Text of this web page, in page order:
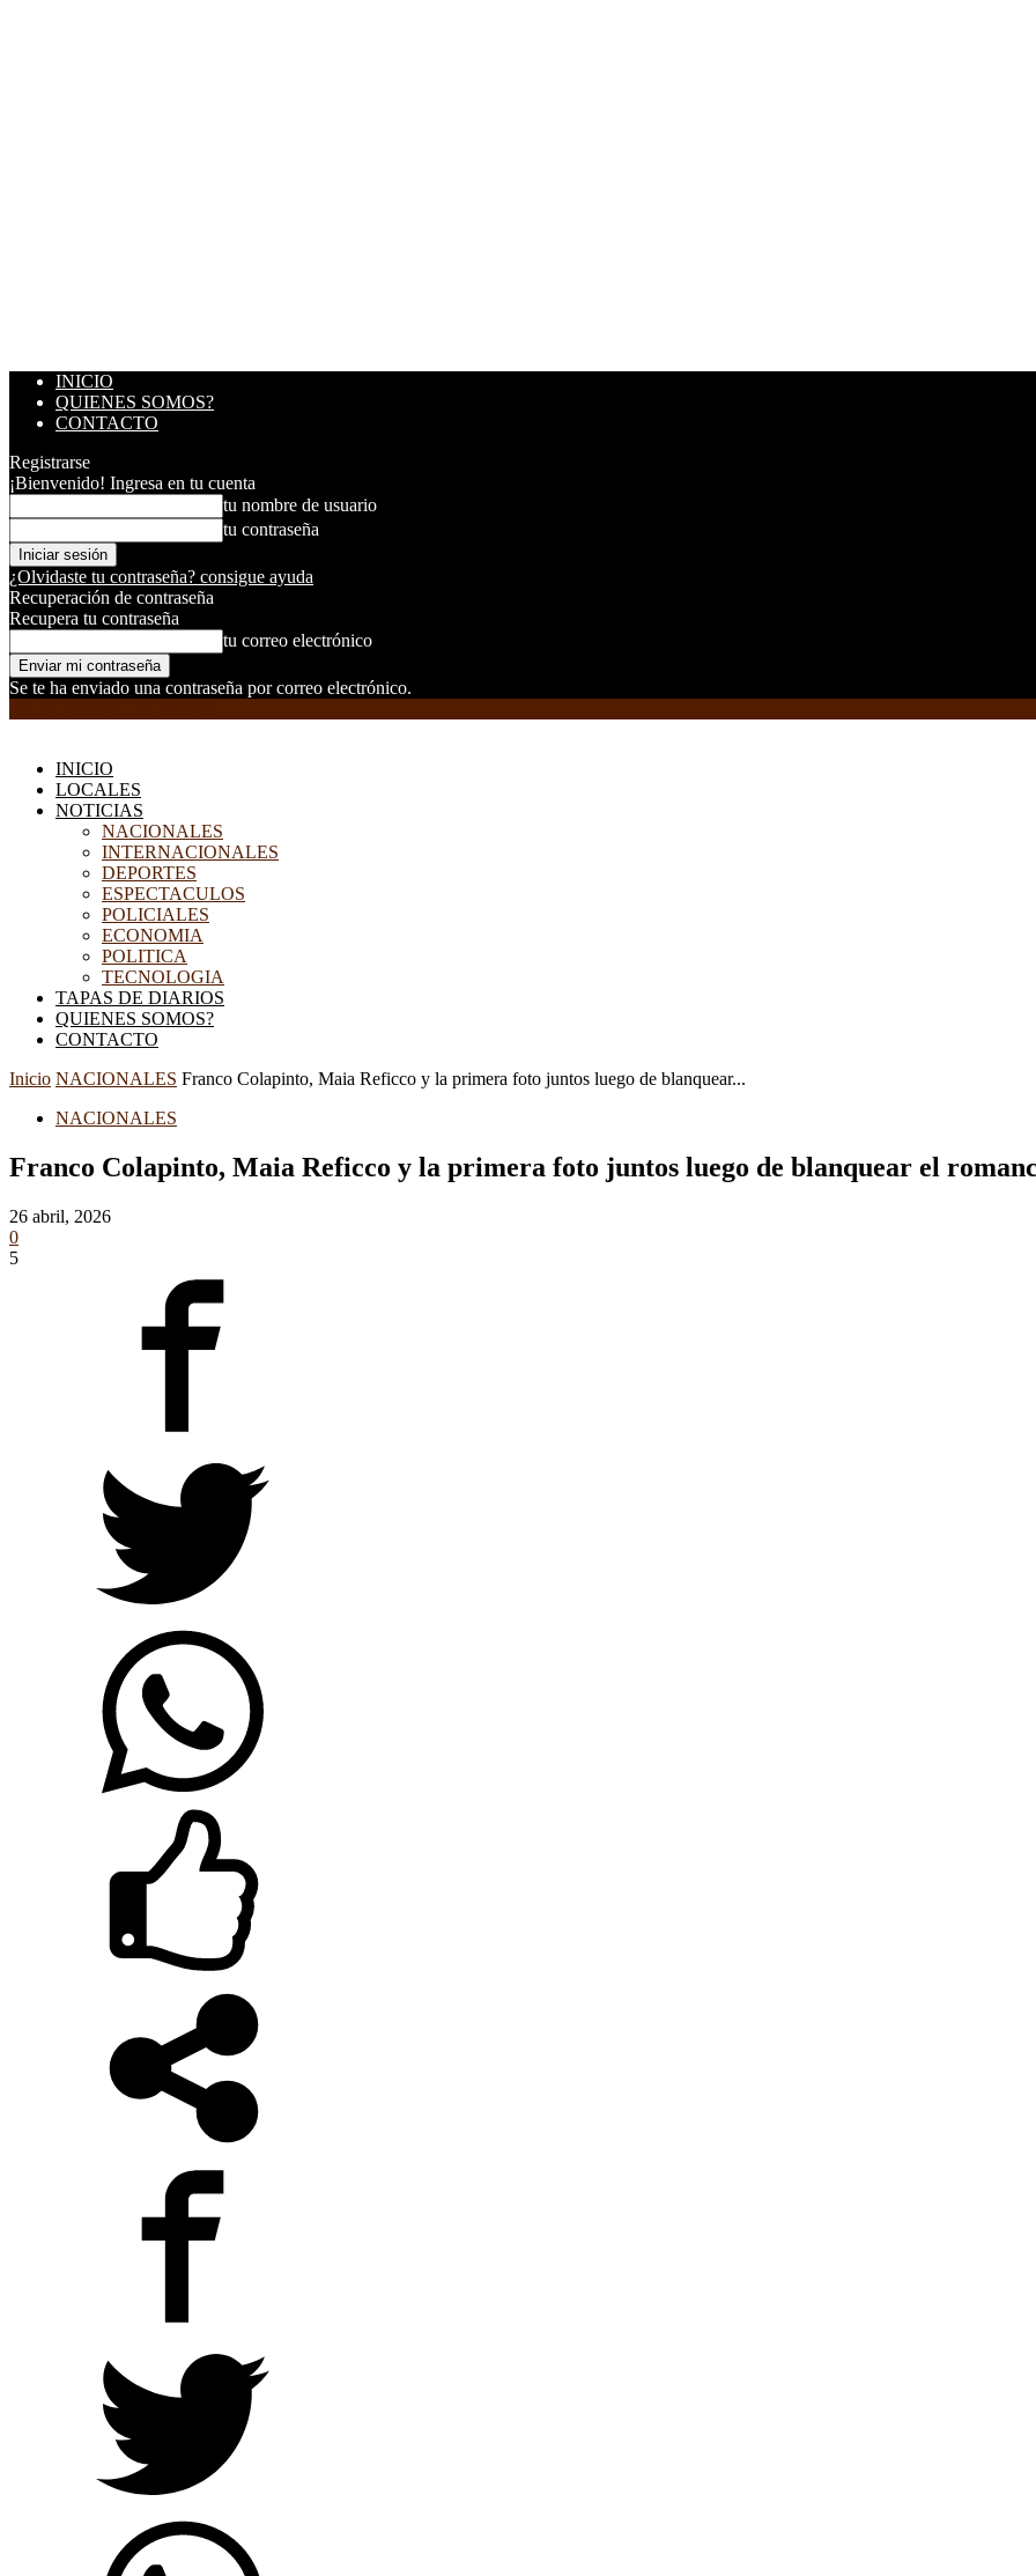
INICIO
QUIENES SOMOS?
CONTACTO
Registrarse
¡Bienvenido! Ingresa en tu cuenta
tu nombre de usuario
tu contraseña
¿Olvidaste tu contraseña? consigue ayuda
Recuperación de contraseña
Recupera tu contraseña
tu correo electrónico
Se te ha enviado una contraseña por correo electrónico.
INICIO
LOCALES
NOTICIAS
NACIONALES
INTERNACIONALES
DEPORTES
ESPECTACULOS
POLICIALES
ECONOMIA
POLITICA
TECNOLOGIA
TAPAS DE DIARIOS
QUIENES SOMOS?
CONTACTO
Inicio NACIONALES Franco Colapinto, Maia Reficco y la primera foto juntos luego de blanquear...
NACIONALES
Franco Colapinto, Maia Reficco y la primera foto juntos luego de blanquear el
26 abril, 2026
0
5